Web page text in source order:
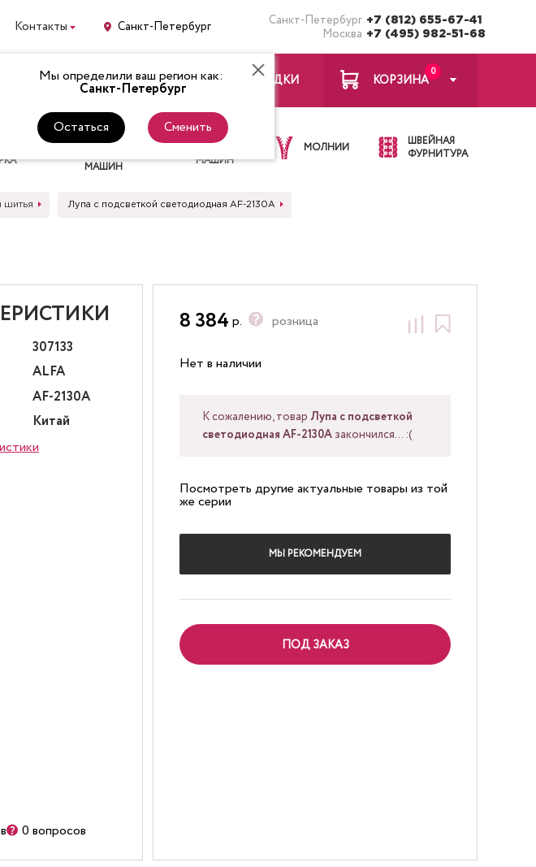
Контакты Санкт-Петербург Санкт-Петербург +7 (812) 655-67-41
Москва +7 (495) 982-51-68
Мы определили ваш регион как:
Санкт-Петербург
Остаться Сменить
ВХОД ЗАКЛАДКИ
0
КОРЗИНА
ЛАПКИ
ДЛЯ
МАШИН
ИГЛЫ ДЛЯ
ШВЕЙНЫХ
МАШИН
МОЛНИИ
ШВЕЙНАЯ
ФУРНИТУРА
шитья Лупа с подсветкой светодиодная AF-2130A
307133
ALFA
AF-2130A
Китай
0 вопросов
8 384 р. розница
Нет в наличии
К сожалению, товар Лупа с подсветкой
светодиодная AF-2130A закончился... :(
Посмотреть другие актуальные товары из той
же серии
МЫ РЕКОМЕНДУЕМ
ПОД ЗАКАЗ